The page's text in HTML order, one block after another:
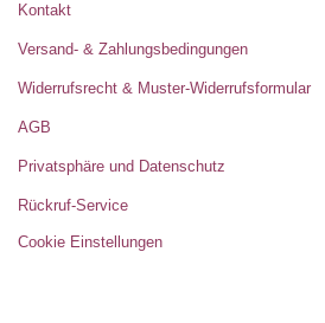
Kontakt
Versand- & Zahlungsbedingungen
Widerrufsrecht & Muster-Widerrufsformular
AGB
Privatsphäre und Datenschutz
Rückruf-Service
Cookie Einstellungen